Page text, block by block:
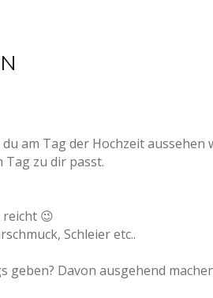
am Tag der Hochzeit
Tag zu dir passt.
😉
Schleier etc..
Davon ausgehend